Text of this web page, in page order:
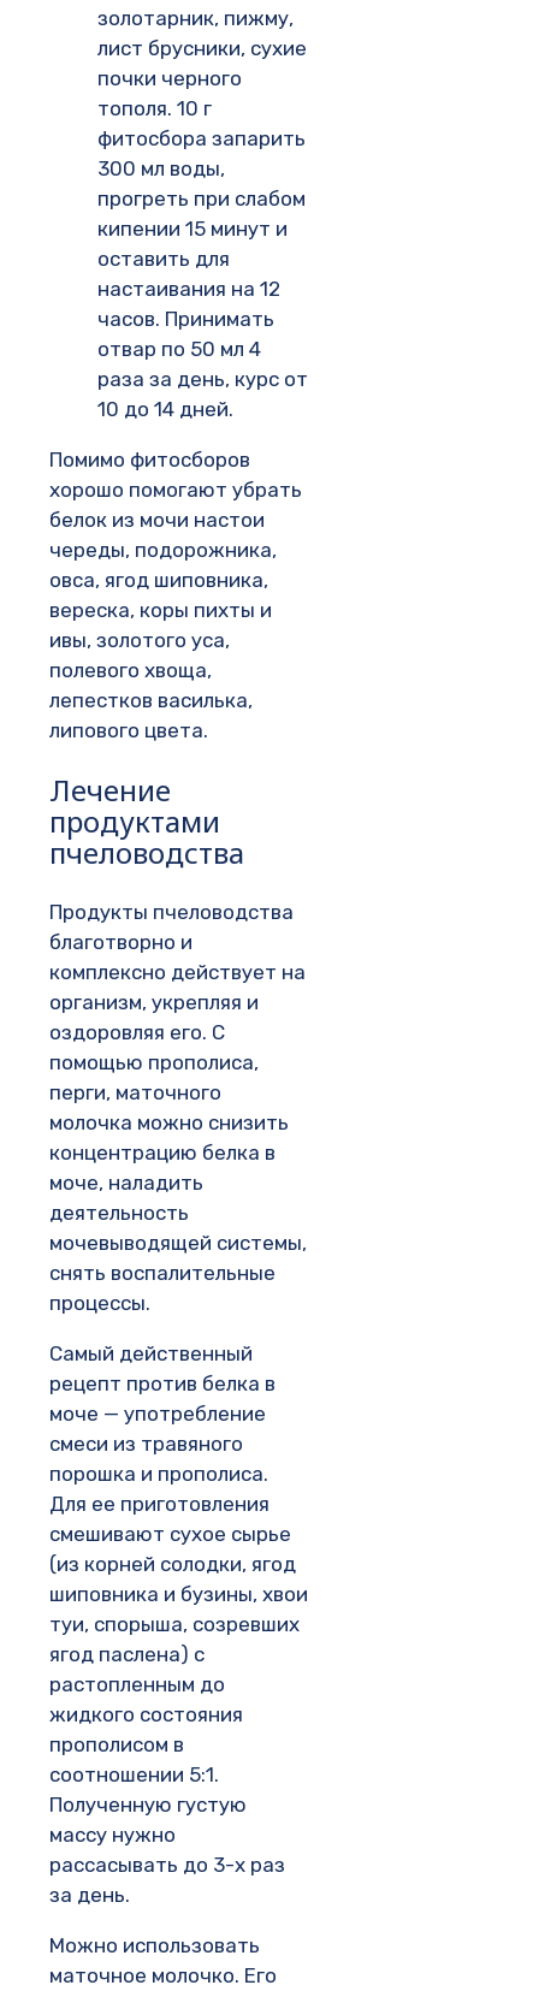
золотарник, пижму,
лист брусники, сухие
почки черного
тополя. 10 г
фитосбора запарить
300 мл воды,
прогреть при слабом
кипении 15 минут и
оставить для
настаивания на 12
часов. Принимать
отвар по 50 мл 4
раза за день, курс от
10 до 14 дней.
Помимо фитосборов
хорошо помогают убрать
белок из мочи настои
череды, подорожника,
овса, ягод шиповника,
вереска, коры пихты и
ивы, золотого уса,
полевого хвоща,
лепестков василька,
липового цвета.
Лечение
продуктами
пчеловодства
Продукты пчеловодства
благотворно и
комплексно действует на
организм, укрепляя и
оздоровляя его. С
помощью прополиса,
перги, маточного
молочка можно снизить
концентрацию белка в
моче, наладить
деятельность
мочевыводящей системы,
снять воспалительные
процессы.
Самый действенный
рецепт против белка в
моче — употребление
смеси из травяного
порошка и прополиса.
Для ее приготовления
смешивают сухое сырье
(из корней солодки, ягод
шиповника и бузины, хвои
туи, спорыша, созревших
ягод паслена) с
растопленным до
жидкого состояния
прополисом в
соотношении 5:1.
Полученную густую
массу нужно
рассасывать до 3-х раз
за день.
Можно использовать
маточное молочко. Его